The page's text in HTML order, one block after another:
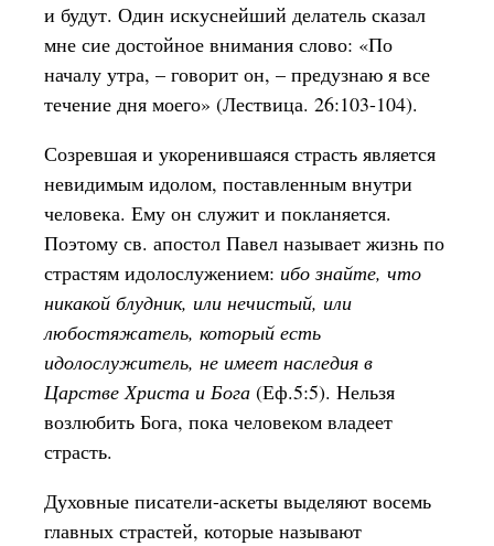
и будут. Один искуснейший делатель сказал
мне сие достойное внимания слово: «По
началу утра, – говорит он, – предузнаю я все
течение дня моего» (Лествица. 26:103-104).
Созревшая и укоренившаяся страсть является
невидимым идолом, поставленным внутри
человека. Ему он служит и покланяется.
Поэтому св. апостол Павел называет жизнь по
страстям идолослужением: ибо знайте, что
никакой блудник, или нечистый, или
любостяжатель, который есть
идолослужитель, не имеет наследия в
Царстве Христа и Бога (Еф.5:5). Нельзя
возлюбить Бога, пока человеком владеет
страсть.
Духовные писатели-аскеты выделяют восемь
главных страстей, которые называют